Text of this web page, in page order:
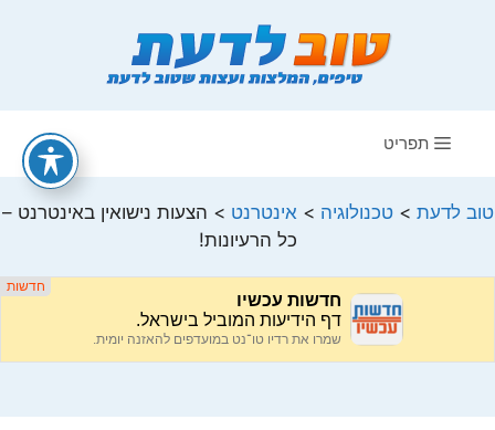
תפריט
טוב לדעת >טכנולוגיה >אינטרנט > הצעות נישואין באינטרנט –
כל הרעיונות!